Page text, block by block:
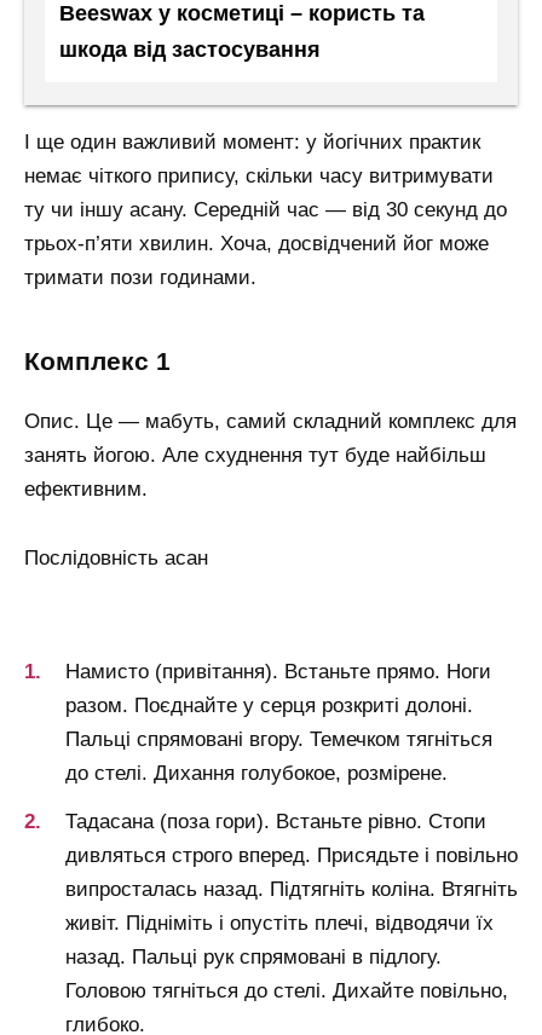
Beeswax у косметиці – користь та
шкода від застосування
І ще один важливий момент: у йогічних практик
немає чіткого припису, скільки часу витримувати
ту чи іншу асану. Середній час — від 30 секунд до
трьох-п’яти хвилин. Хоча, досвідчений йог може
тримати пози годинами.
комплекс 1
Опис. Це — мабуть, самий складний комплекс для
занять йогою. Але схуднення тут буде найбільш
ефективним.
Послідовність асан
Намисто (привітання). Встаньте прямо. Ноги
разом. Поєднайте у серця розкриті долоні.
Пальці спрямовані вгору. Темечком тягніться
до стелі. Дихання голубокое, розмірене.
Тадасана (поза гори). Встаньте рівно. Стопи
дивляться строго вперед. Присядьте і повільно
випросталась назад. Підтягніть коліна. Втягніть
живіт. Підніміть і опустіть плечі, відводячи їх
назад. Пальці рук спрямовані в підлогу.
Головою тягніться до стелі. Дихайте повільно,
глибоко.